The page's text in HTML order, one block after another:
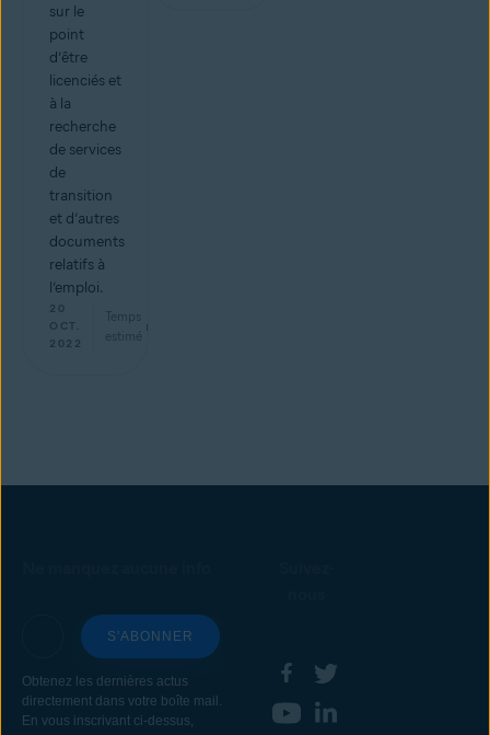
sur le
point
d’être
licenciés et
à la
recherche
de services
de
transition
et d’autres
documents
relatifs à
l’emploi.
20
OCT.
2022
Temps
estimé
min